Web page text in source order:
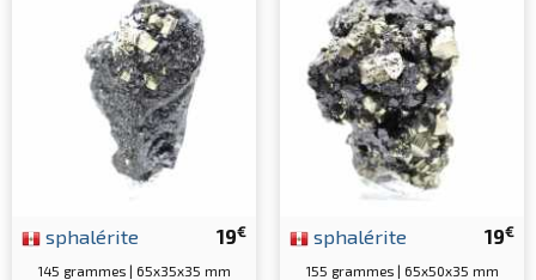
19€
sphalérite
145 grammes | 65x35x35 mm
19€
sphalérite
155 grammes | 65x50x35 mm